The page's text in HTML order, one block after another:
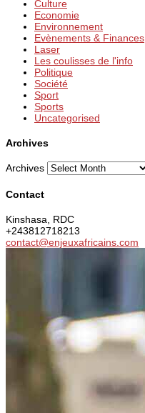
Culture
Economie
Environnement
Evènements & Finances
Laser
Les coulisses de l'info
Politique
Société
Sport
Sports
Uncategorised
Archives
Archives
Contact
Kinshasa, RDC
+243812718213
contact@enjeuxafricains.com